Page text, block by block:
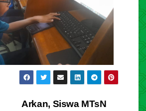
Arkan, Siswa MTsN